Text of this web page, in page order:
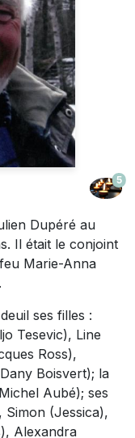
5
Dupéré au
Il était le conjoint
Marie-Anna
ses filles :
Tesevic), Line
Ross),
Boisvert); la
Aubé); ses
Simon (Jessica),
Alexandra